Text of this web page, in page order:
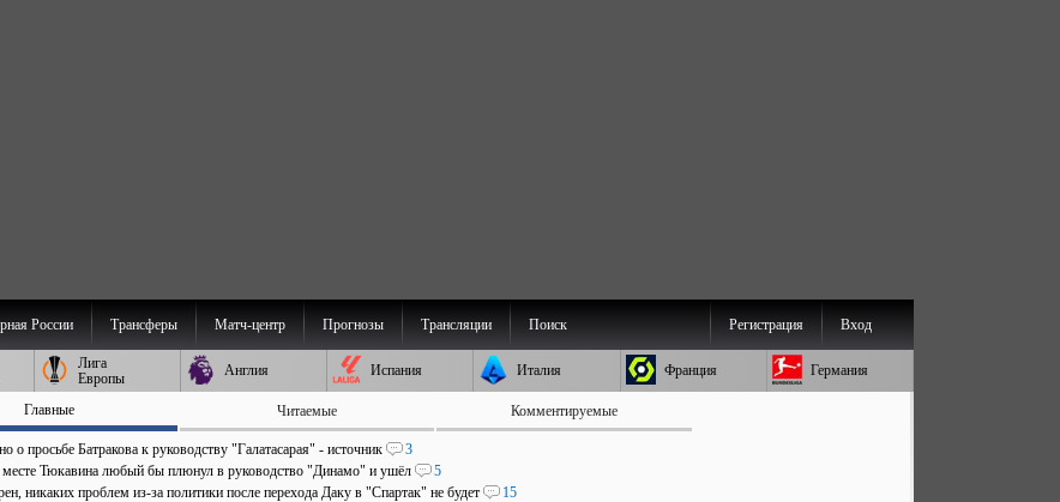
России Трансферы Матч-центр Прогнозы Трансляции Поиск Вход
Регистрация
Лига
Европы
Англия Испания Италия Франция Германия
Главные Читаемые Комментируемые
о просьбе Батракова к руководству "Галатасарая" - источник
3
месте Тюкавина любый бы плюнул в руководство "Динамо" и ушёл
5
никаких проблем из-за политики после перехода Даку в "Спартак" не будет
15